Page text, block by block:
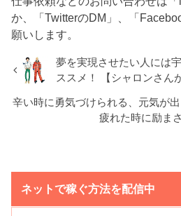
か、「TwitterのDM」、「
願いします。
夢を実現させたい人には
ススメ！ 【シャロンさん
辛い時に勇気づけられる、元気が
疲れた時に励ま
ネットで稼ぐ方法を配信中